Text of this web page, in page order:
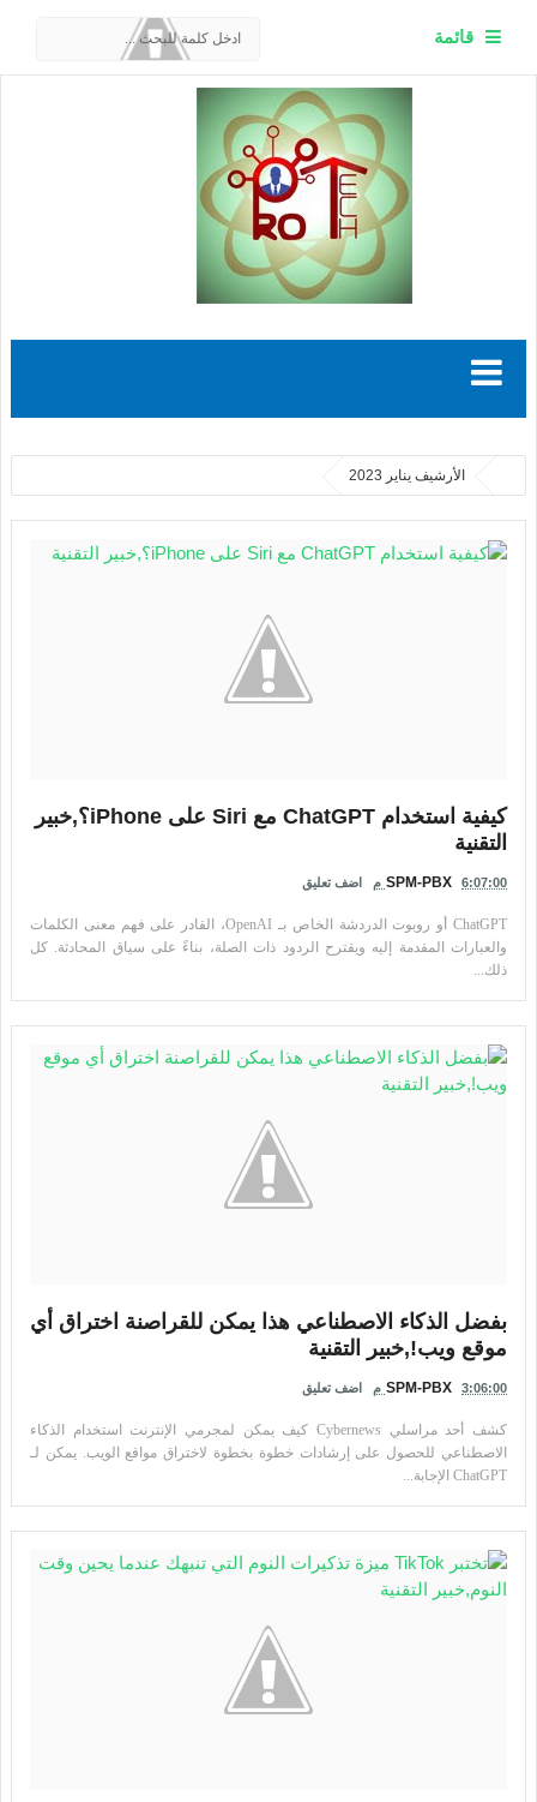
قائمة
الأرشيف يناير 2023
كيفية استخدام ChatGPT مع Siri على iPhone؟,خبير
التقنية
SPM-PBX 6:07:00 م اضف تعليق
ChatGPT أو روبوت الدردشة الخاص بـ OpenAI، القادر على فهم معنى الكلمات
والعبارات المقدمة إليه ويقترح الردود ذات الصلة، بناءً على سياق المحادثة. كل
ذلك...
بفضل الذكاء الاصطناعي هذا يمكن للقراصنة اختراق أي
موقع ويب!,خبير التقنية
SPM-PBX 3:06:00 م اضف تعليق
كشف أحد مراسلي Cybernews كيف يمكن لمجرمي الإنترنت استخدام الذكاء
الاصطناعي للحصول على إرشادات خطوة بخطوة لاختراق مواقع الويب. يمكن لـ
ChatGPT الإجابة...